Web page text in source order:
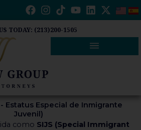
TODAY: (213)200-1505
- Estatus Especial de Inmigrante
Juvenil)
como SIJS (Special Immigrant